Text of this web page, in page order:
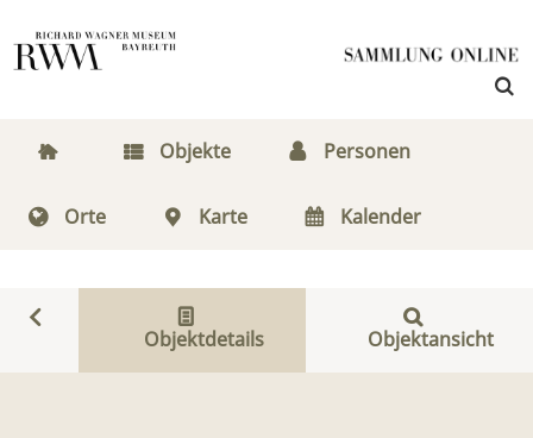
Objekte Personen
Orte Karte Kalender
Objektdetails Objektansicht